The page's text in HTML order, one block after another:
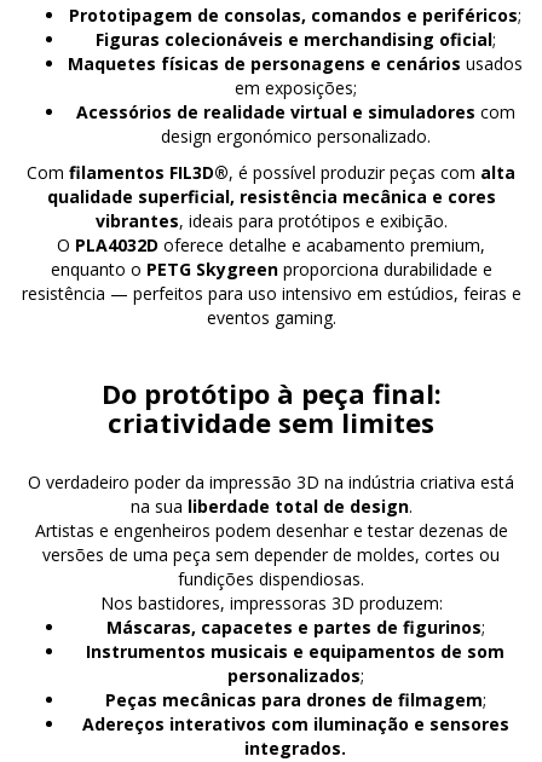
Prototipagem de consolas, comandos e periféricos;
Figuras colecionáveis e merchandising oficial;
Maquetes físicas de personagens e cenários usados
em exposições;
Acessórios de realidade virtual e simuladores com
design ergonómico personalizado.
Com filamentos FIL3D®, é possível produzir peças com alta
qualidade superficial, resistência mecânica e cores
vibrantes, ideais para protótipos e exibição.
O PLA4032D oferece detalhe e acabamento premium,
enquanto o PETG Skygreenproporciona durabilidade e
resistência — perfeitos para uso intensivo em estúdios, feiras e
eventos gaming.
Do protótipo à peça final:
criatividade sem limites
O verdadeiro poder da impressão 3D na indústria criativa está
na sua liberdade total de design.
Artistas e engenheiros podem desenhar e testar dezenas de
versões de uma peça sem depender de moldes, cortes ou
fundições dispendiosas.
Nos bastidores, impressoras 3D produzem:
Máscaras, capacetes e partes de figurinos;
Instrumentos musicais e equipamentos de som
personalizados;
Peças mecânicas para drones de filmagem;
Adereços interativos com iluminação e sensores
integrados.